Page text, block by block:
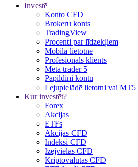
Investē
Konto CFD
Brokeru konts
TradingView
Procenti par līdzekļiem
Mobilā lietotne
Profesionāls klients
Meta trader 5
Papildini kontu
Lejupielādē lietotni vai MT5
Kur investēt?
Forex
Akcijas
ETFs
Akcijas CFD
Indeksi CFD
Izejvielas CFD
Kriptovalūtas CFD